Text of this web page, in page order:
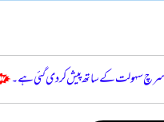
سرچ سہولت کے ساتھ پیش کر دی گئی ہے۔